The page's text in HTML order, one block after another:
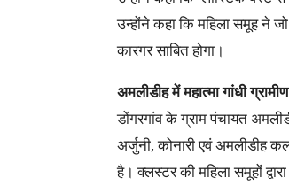
उन्होंने कहा कि महिला समूह ने
कारगर साबित होगा।
अमलीडीह में महात्मा गांधी
डोंगरगांव के ग्राम पंचायत
अर्जुनी, कोनारी एवं अमलीडीह
है। क्लस्टर की महिला समूहों